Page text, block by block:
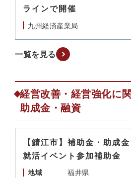
ラインで開催
九州経済産業局
一覧を見る
経営改善・経営強化に
助成金・融資
【鯖江市】補助金・助成
就活イベント参加補助金
地域
福井県